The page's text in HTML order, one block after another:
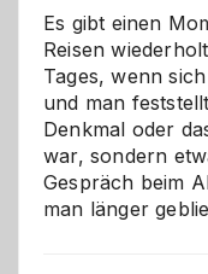
Es gibt einen
Reisen
Tages, wenn
und man
Denkmal oder
war, sondern
Gespräch beim
man länger